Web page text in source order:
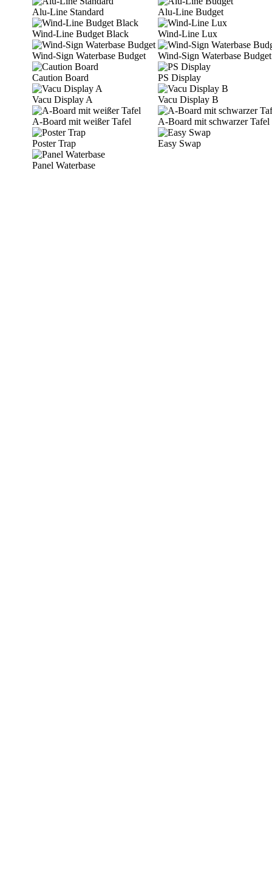
Alu-Line Standard Alu-Line Budget
Wind-Line Budget Black Wind-Line Lux
Wind-Sign Waterbase Budget Wind-Sign Waterbase
Caution Board PS Display
Vacu Display A Vacu Display B
A-Board mit weißer Tafel A-Board mit schwarzer Tafel
Poster Trap Easy Swap
Panel Waterbase